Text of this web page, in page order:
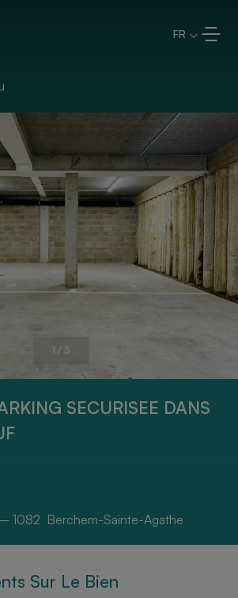
FR
1 / 3
SECURISEE DANS
1082 Berchem-Sainte-Agathe
Sur Le Bien